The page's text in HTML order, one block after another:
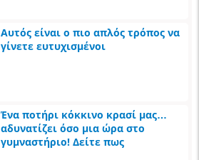
Αυτός είναι ο πιο απλός τρόπος να
γίνετε ευτυχισμένοι
Ένα ποτήρι κόκκινο κρασί μας…
αδυνατίζει όσο μια ώρα στο
γυμναστήριο! Δείτε πως